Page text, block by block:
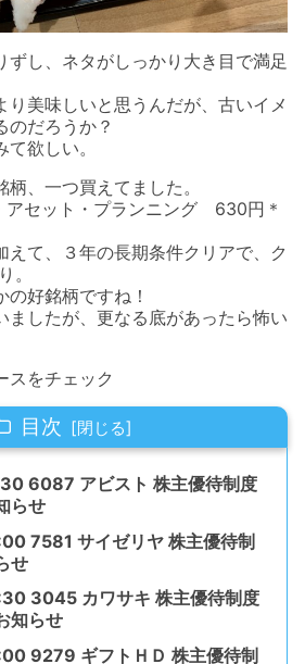
ずし、ネタがしっかり大き目で満足
り美味しいと思うんだが、古いイメ
のだろうか？
欲しい。
、一つ買えてました。
セット・プランニング 630円＊
えて、３年の長期条件クリアで、ク
。
好銘柄ですね！
ましたが、更なる底があったら怖い
スをチェック
目次
6087 アビスト 株主優待制度
らせ
7581 サイゼリヤ 株主優待制
せ
3045 カワサキ 株主優待制度
知らせ
9279 ギフトＨＤ 株主優待制